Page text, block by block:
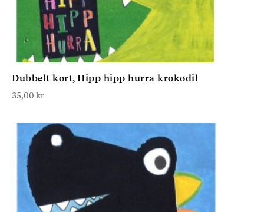
Dubbelt kort, Hipp hipp hurra krokodil
35,00 kr